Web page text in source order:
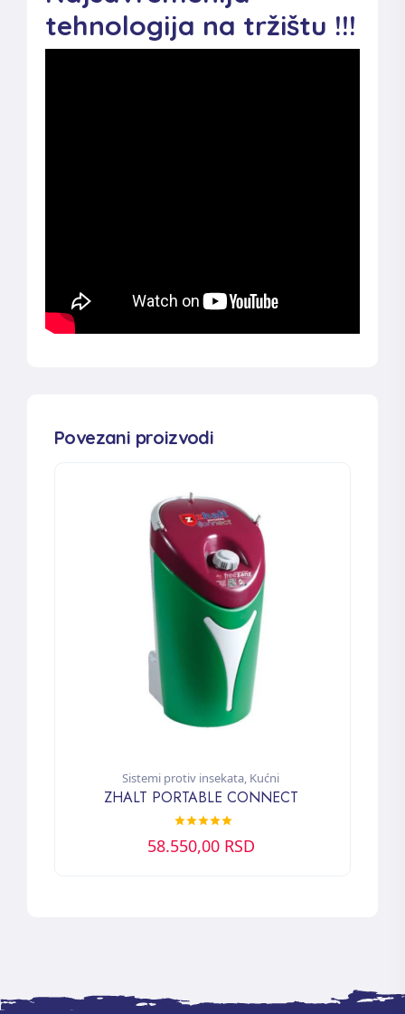
tehnologija na tržištu !!!
Povezani proizvodi
Sistemi protiv insekata, Kućni
ZHALT PORTABLE CONNECT
58.550,00 RSD